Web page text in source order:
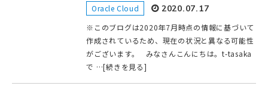
Oracle Cloud 2020.07.17
※このブログは2020年7月時点の情報に基づいて
作成されているため、現在の状況と異なる可能性
がございます。 みなさんこんにちは。t-tasaka
で …[続きを見る]